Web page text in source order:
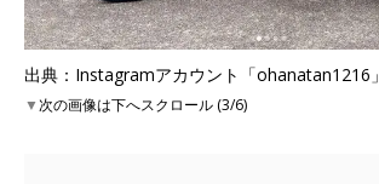
出典：Instagramアカウント「ohanatan1216」
▼次の画像は下へスクロール (3/6)